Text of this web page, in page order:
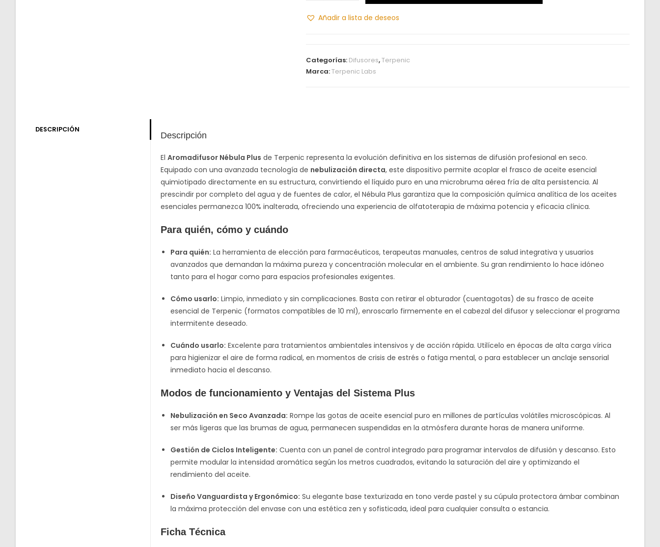
Añadir a lista de deseos
Categorías: Difusores,Terpenic
Marca:Terpenic Labs
DESCRIPCIÓN
Descripción
El Aromadifusor Nébula Plus de Terpenic representa la evolución definitiva en los sistemas de difusión profesional en seco.
Equipado con una avanzada tecnología de nebulización directa, este dispositivo permite acoplar el frasco de aceite esencial
quimiotipado directamente en su estructura, convirtiendo el líquido puro en una microbruma aérea fría de alta persistencia. Al
prescindir por completo del agua y de fuentes de calor, el Nébula Plus garantiza que la composición química analítica de los aceites
esenciales permanezca 100% inalterada, ofreciendo una experiencia de olfatoterapia de máxima potencia y eficacia clínica.
Para quién, cómo y cuándo
Para quién: La herramienta de elección para farmacéuticos, terapeutas manuales, centros de salud integrativa y usuarios
avanzados que demandan la máxima pureza y concentración molecular en el ambiente. Su gran rendimiento lo hace idóneo
tanto para el hogar como para espacios profesionales exigentes.
Cómo usarlo: Limpio, inmediato y sin complicaciones. Basta con retirar el obturador (cuentagotas) de su frasco de aceite
esencial de Terpenic (formatos compatibles de 10 ml), enroscarlo firmemente en el cabezal del difusor y seleccionar el programa
intermitente deseado.
Cuándo usarlo: Excelente para tratamientos ambientales intensivos y de acción rápida. Utilícelo en épocas de alta carga vírica
para higienizar el aire de forma radical, en momentos de crisis de estrés o fatiga mental, o para establecer un anclaje sensorial
inmediato hacia el descanso.
Modos de funcionamiento y Ventajas del Sistema Plus
Nebulización en Seco Avanzada: Rompe las gotas de aceite esencial puro en millones de partículas volátiles microscópicas. Al
ser más ligeras que las brumas de agua, permanecen suspendidas en la atmósfera durante horas de manera uniforme.
Gestión de Ciclos Inteligente: Cuenta con un panel de control integrado para programar intervalos de difusión y descanso. Esto
permite modular la intensidad aromática según los metros cuadrados, evitando la saturación del aire y optimizando el
rendimiento del aceite.
Diseño Vanguardista y Ergonómico: Su elegante base texturizada en tono verde pastel y su cúpula protectora ámbar combinan
la máxima protección del envase con una estética zen y sofisticada, ideal para cualquier consulta o estancia.
Ficha Técnica